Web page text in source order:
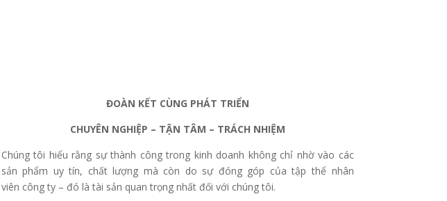
ĐOÀN KẾT CÙNG PHÁT TRIỂN
CHUYÊN NGHIỆP – TẬN TÂM – TRÁCH NHIỆM
Chúng tôi hiểu rằng sự thành công trong kinh doanh không chỉ nhờ vào các
sản phẩm uy tín, chất lượng mà còn do sự đóng góp của tập thể nhân
viên công ty – đó là tài sản quan trọng nhất đối với chúng tôi.